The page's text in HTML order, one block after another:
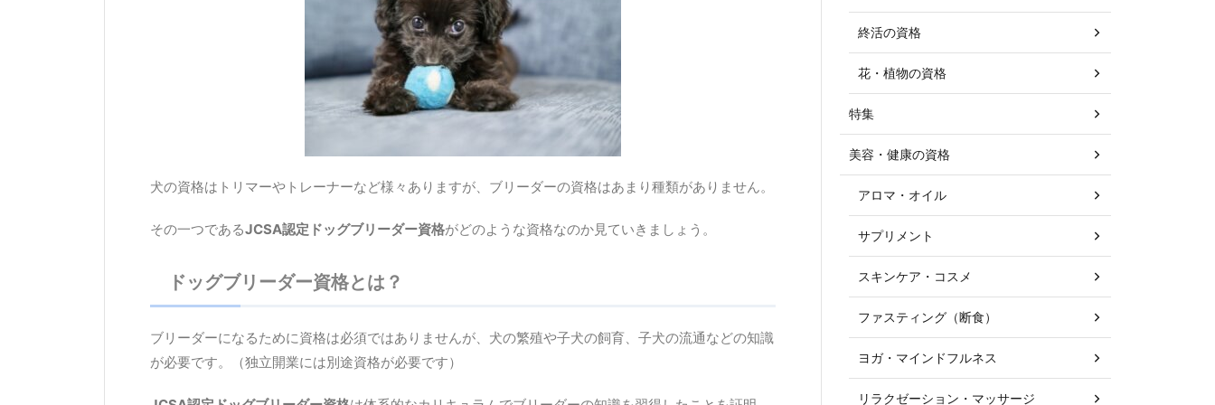
犬の資格はトリマーやトレーナーなど様々ありますが、ブリーダーの資格はあまり種類がありません。
その一つであるJCSA認定ドッグブリーダー資格がどのような資格なのか見ていきましょう。
ドッグブリーダー資格とは？
ブリーダーになるために資格は必須ではありませんが、犬の繁殖や子犬の飼育、子犬の流通などの知識
が必要です。（独立開業には別途資格が必要です）
終活の資格
花・植物の資格
特集
美容・健康の資格
アロマ・オイル
サプリメント
スキンケア・コスメ
ファスティング（断食）
ヨガ・マインドフルネス
リラクゼーション・マッサージ